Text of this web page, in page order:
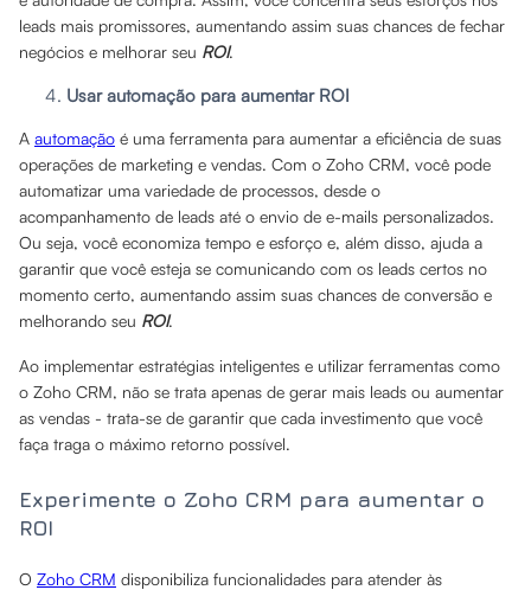
leads mais promissores, aumentando assim suas chances de fechar
negócios e melhorar seu ROI.
Usar automação para aumentar ROI
A automação é uma ferramenta para aumentar a eficiência de suas
operações de marketing e vendas. Com o Zoho CRM, você pode
automatizar uma variedade de processos, desde o
acompanhamento de leads até o envio de e-mails personalizados.
Ou seja, você economiza tempo e esforço e, além disso, ajuda a
garantir que você esteja se comunicando com os leads certos no
momento certo, aumentando assim suas chances de conversão e
melhorando seu ROI.
Ao implementar estratégias inteligentes e utilizar ferramentas como
o Zoho CRM, não se trata apenas de gerar mais leads ou aumentar
as vendas - trata-se de garantir que cada investimento que você
faça traga o máximo retorno possível.
Experimente o Zoho CRM para aumentar o
ROI
O Zoho CRM disponibiliza funcionalidades para atender às